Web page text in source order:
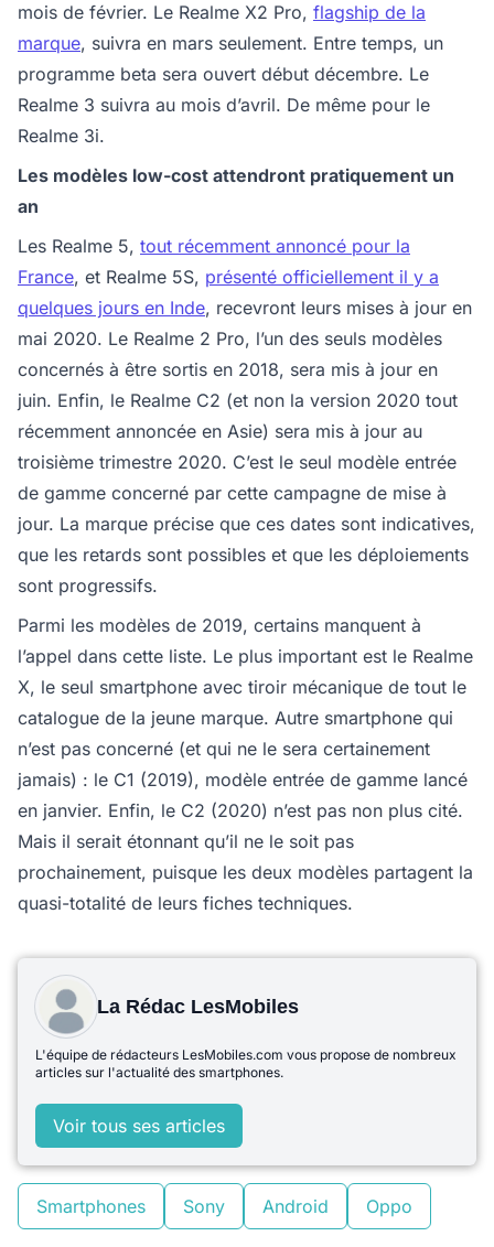
mois de février. Le Realme X2 Pro, flagship de la
marque, suivra en mars seulement. Entre temps, un
programme beta sera ouvert début décembre. Le
Realme 3 suivra au mois d’avril. De même pour le
Realme 3i.
Les modèles low-cost attendront pratiquement un
an
Les Realme 5, tout récemment annoncé pour la
France, et Realme 5S, présenté officiellement il y a
quelques jours en Inde, recevront leurs mises à jour en
mai 2020. Le Realme 2 Pro, l’un des seuls modèles
concernés à être sortis en 2018, sera mis à jour en
juin. Enfin, le Realme C2 (et non la version 2020 tout
récemment annoncée en Asie) sera mis à jour au
troisième trimestre 2020. C’est le seul modèle entrée
de gamme concerné par cette campagne de mise à
jour. La marque précise que ces dates sont indicatives,
que les retards sont possibles et que les déploiements
sont progressifs.
Parmi les modèles de 2019, certains manquent à
l’appel dans cette liste. Le plus important est le Realme
X, le seul smartphone avec tiroir mécanique de tout le
catalogue de la jeune marque. Autre smartphone qui
n’est pas concerné (et qui ne le sera certainement
jamais) : le C1 (2019), modèle entrée de gamme lancé
en janvier. Enfin, le C2 (2020) n’est pas non plus cité.
Mais il serait étonnant qu’il ne le soit pas
prochainement, puisque les deux modèles partagent la
quasi-totalité de leurs fiches techniques.
La Rédac LesMobiles
L'équipe de rédacteurs LesMobiles.com vous propose de nombreux
articles sur l'actualité des smartphones.
Voir tous ses articles
Smartphones Sony Android Oppo